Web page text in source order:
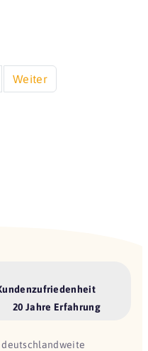
Weiter
20 Jahre Erfahrung
deutschlandweite